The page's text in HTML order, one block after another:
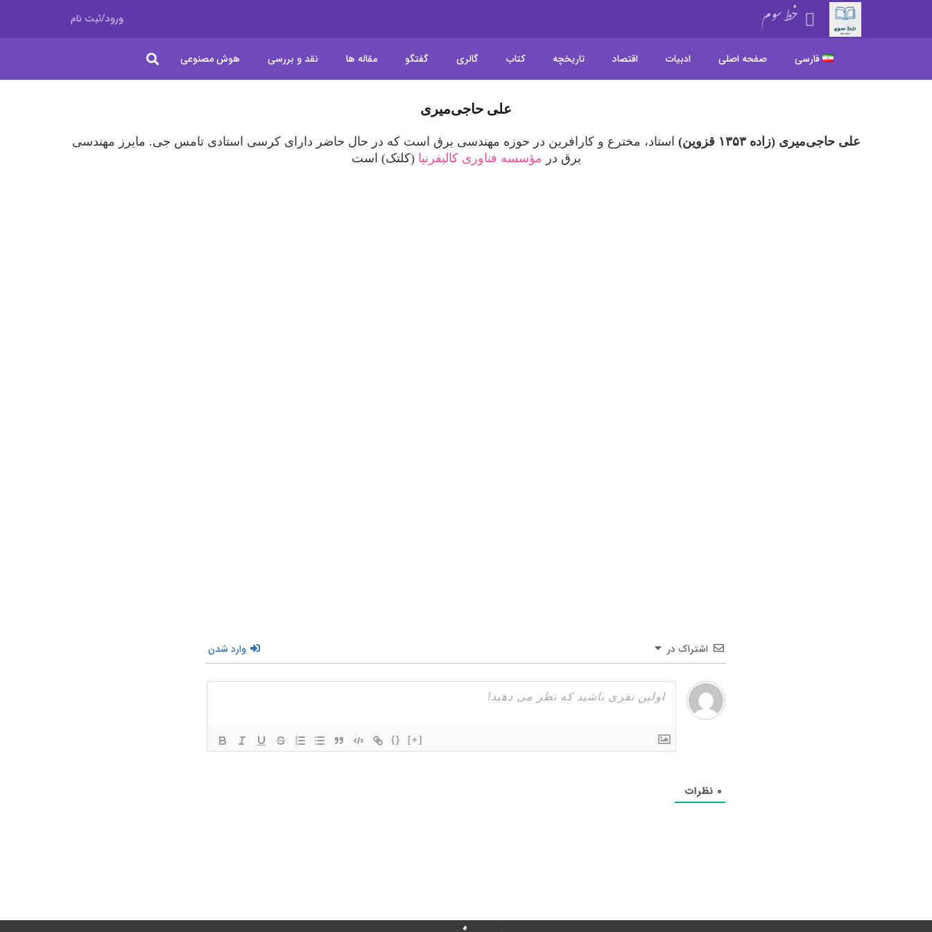
خط سوم ورود/ثبت نام
فارسی صفحه اصلی ادبیات اقتصاد تاریخچه کتاب گالری گفتگو مقاله ها نقد و بررسی هوش مصنوعی
علی حاجی‌میری
علی حاجی‌میری (زاده ۱۳۵۳ قزوین)
استاد، مخترع و کارافرین در حوزه مهندسی برق است که در حال حاضر دارای کرسی استادی تامس جی. مایرز مهندسی
برق در مؤسسه فناوری کالیفرنیا (کلتک) است
اشتراک در وارد شدن
{} [+]
۰ نظرات